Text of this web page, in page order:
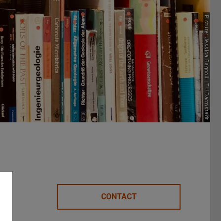
Picture: Jessica Bagnoli | TU Darmstadt
CONTACT